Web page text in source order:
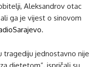
Aleksandrov otac
ga je vijest o sinovom
.
tragediju jednostavno nije